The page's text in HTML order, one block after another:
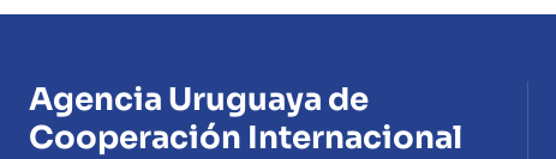
Agencia Uruguaya de
Cooperación Internacional